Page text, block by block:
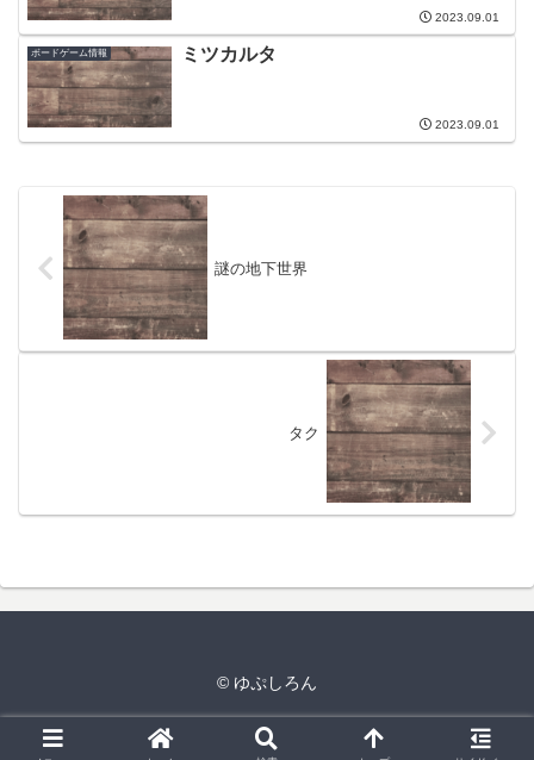
2023.09.01
ボードゲーム情報 ミツカルタ
2023.09.01
謎の地下世界
タク
© ゆぷしろん